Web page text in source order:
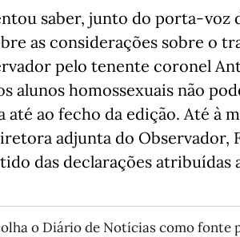
saber, junto do porta-voz
as considerações sobre o
pelo tenente coronel
alunos homossexuais não
até ao fecho da edição. Até à
adjunta do Observador,
das declarações atribuídas
o Diário de Notícias como fonte